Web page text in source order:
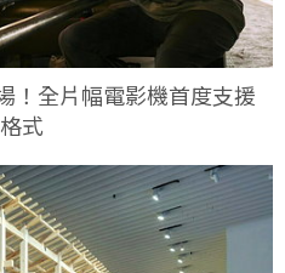
！全片幅電影機首度支援
式